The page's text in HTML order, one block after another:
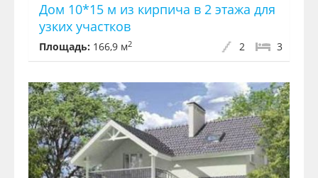
Дом 10*15 м из кирпича в 2 этажа для
узких участков
Площадь: 166,9 м2 3
2